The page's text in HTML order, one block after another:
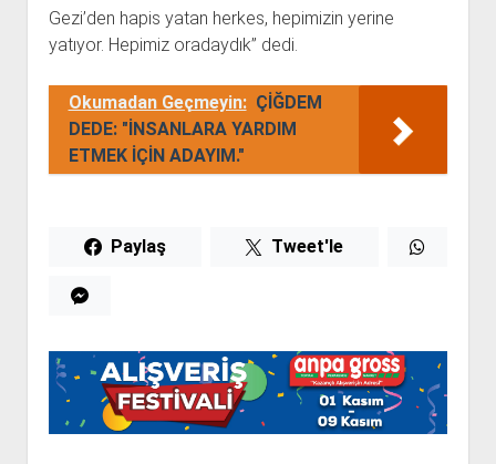
Gezi’den hapis yatan herkes, hepimizin yerine
yatıyor. Hepimiz oradaydık” dedi.
Okumadan Geçmeyin: ÇİĞDEM
DEDE: "İNSANLARA YARDIM
ETMEK İÇİN ADAYIM."
Paylaş Tweet'le